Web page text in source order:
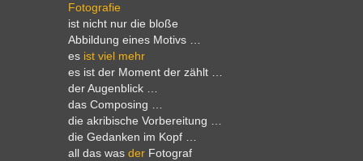
Fotografie
ist nicht nur die bloße
Abbildung eines Motivs …
es ist viel mehr
es ist der Moment der zählt …
der Augenblick …
das Composing …
die akribische Vorbereitung …
die Gedanken im Kopf …
all das was der Fotograf